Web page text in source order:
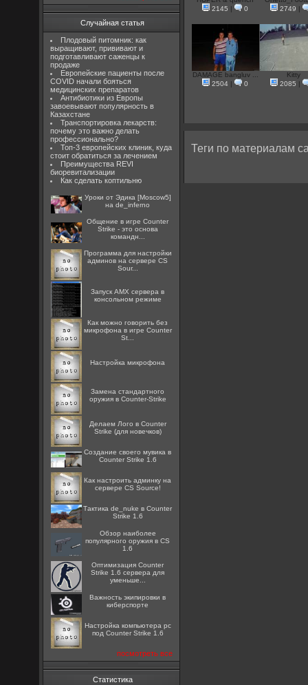
Случайная статья
Плодовый питомник: как
выращивают, прививают и
подготавливают саженцы к
продаже
Европейские пациенты после
COVID начали бояться
медицинских препаратов
Антибиотики из Европы
завоевывают популярность в
Казахстане
Транспортировка лекарств:
почему это важно делать
профессионально?
Топ-3 европейских клиник, куда
стоит обратиться за лечением
Преимущества REVI
биоревитализации
Как сделать коптильню
Уроки от Эдика [Moscow5]
на de_inferno
Общение в игре Counter
Strike - это основа
командн...
Программа для настройки
админов на сервере CS
Sour...
Запуск AMX сервера в
консольном режиме
Как можно говорить без
микрофона в игре Counter
St...
Настройка микрофона
Замена стандартного
оружия в Counter-Strike
Делаем Лого в Counter
Strike (для новечков)
Создание своего мувика в
Counter Strike 1.6
Как настроить админку на
сервере CS Source!
Тактика de_nuke в Counter
Strike 1.6
Обзор наиболее
популярного оружия в CS
1.6
Оптимизация Counter
Strike 1.6 сервера для
уменьше...
Важность экипировки в
киберспорте
Настройка компьютера pc
под Counter Strike 1.6
посмотреть все
Статистика
2145
| 0
2749
|
DAMAGE bangluv ...
2504 | 0
Kitty
2085
|
Теги по материалам